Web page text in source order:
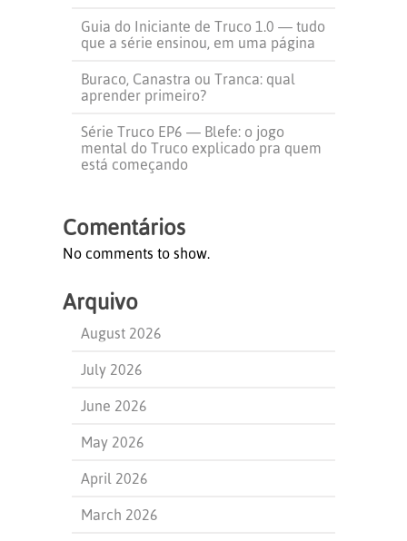
Guia do Iniciante de Truco 1.0 — tudo
que a série ensinou, em uma página
Buraco, Canastra ou Tranca: qual
aprender primeiro?
Série Truco EP6 — Blefe: o jogo
mental do Truco explicado pra quem
está começando
Comentários
No comments to show.
Arquivo
August 2026
July 2026
June 2026
May 2026
April 2026
March 2026